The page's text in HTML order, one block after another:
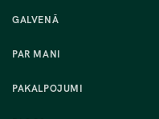
GALVENĀ
PAR MANI
PAKALPOJUMI